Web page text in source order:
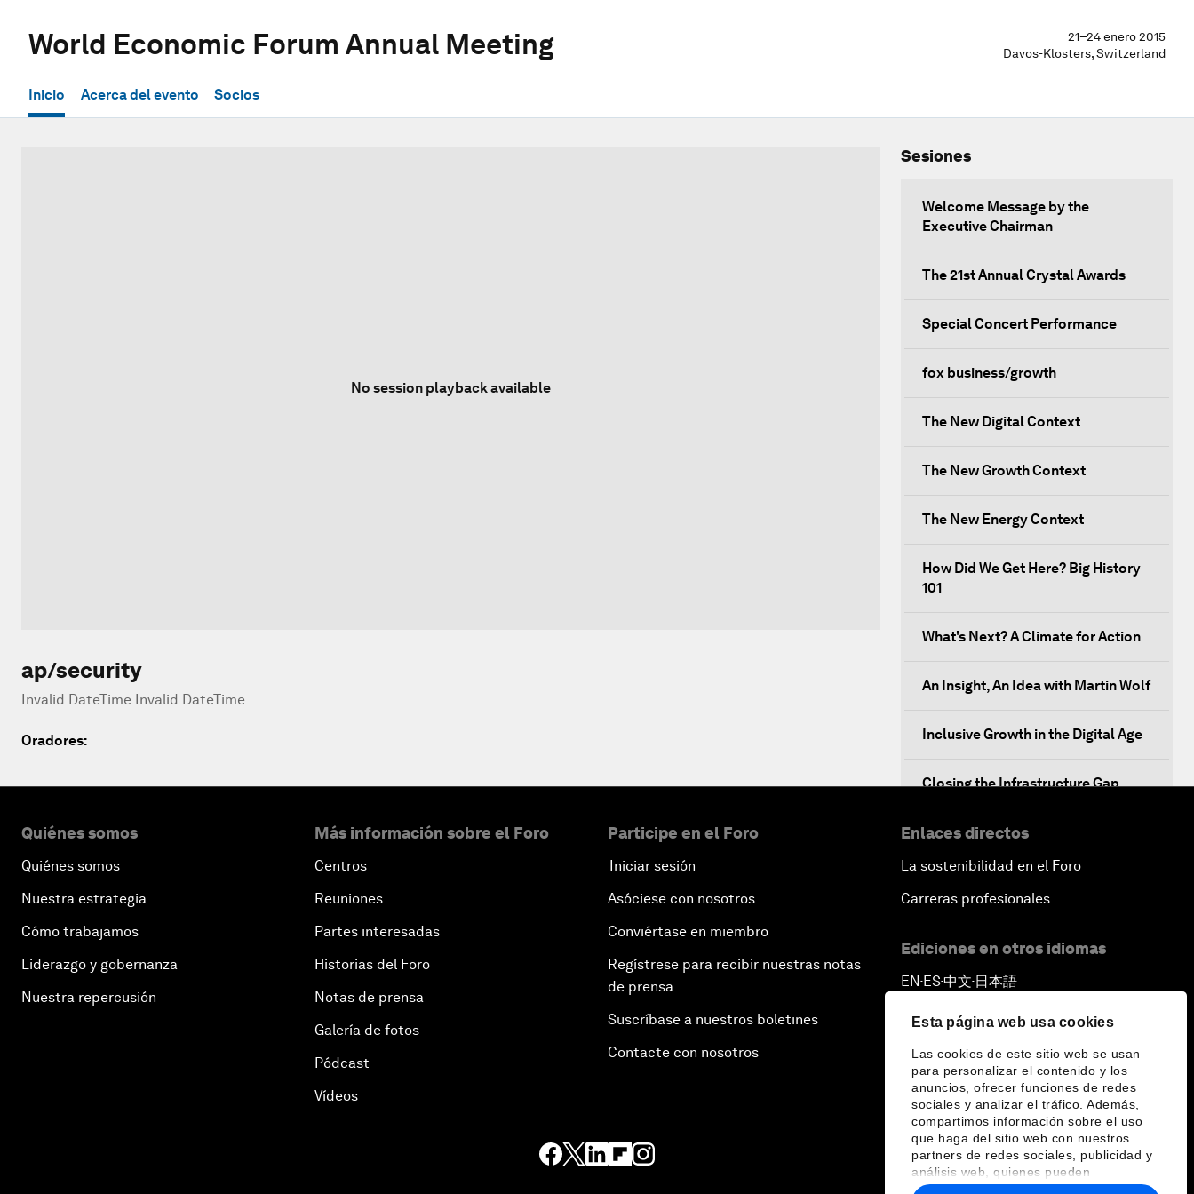
Esta página web usa cookies
Las cookies de este sitio web se usan
para personalizar el contenido y los
anuncios, ofrecer funciones de redes
sociales y analizar el tráfico. Además,
compartimos información sobre el uso
que haga del sitio web con nuestros
partners de redes sociales, publicidad y
análisis web, quienes pueden
combinarla con otra información que les
World Economic Forum Annual Meeting
21–24 enero 2015
Davos-Klosters, Switzerland
Inicio Acerca del evento Socios
No session playback available
ap/security
Invalid DateTime Invalid DateTime
Oradores:
Sesiones
Welcome Message by the
Executive Chairman
The 21st Annual Crystal Awards
Special Concert Performance
fox business/growth
The New Digital Context
The New Growth Context
The New Energy Context
How Did We Get Here? Big History
101
What's Next? A Climate for Action
An Insight, An Idea with Martin Wolf
Inclusive Growth in the Digital Age
Closing the Infrastructure Gap
The New Banking Context
Instability
Transformational Leadership
Volatility as the New Normal
An Insight, An Idea with Queen
Rania
Religion: A Pretext for Conflict?
Quiénes somos
Quiénes somos
Nuestra estrategia
Cómo trabajamos
Liderazgo y gobernanza
Nuestra repercusión
Más información sobre el Foro
Centros
Reuniones
Partes interesadas
Historias del Foro
Notas de prensa
Galería de fotos
Pódcast
Vídeos
Participe en el Foro
Iniciar sesión
Asóciese con nosotros
Conviértase en miembro
Regístrese para recibir nuestras notas
de prensa
Suscríbase a nuestros boletines
Contacte con nosotros
Enlaces directos
La sostenibilidad en el Foro
Carreras profesionales
Ediciones en otros idiomas
EN ▪ES▪中文▪ 日本語